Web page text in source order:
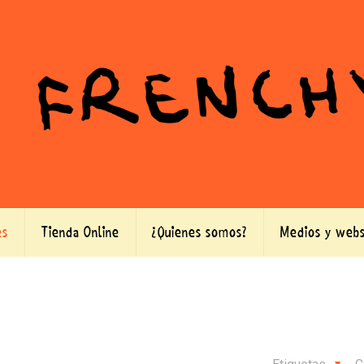
Tienda Online ¿Quienes somos? Medios y